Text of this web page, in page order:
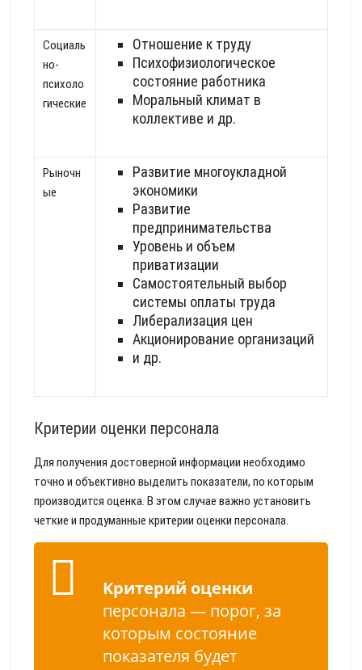
Социаль
но-
психоло
гические
Отношение к труду
Психофизиологическое
состояние работника
Моральный климат в
коллективе и др.
Рыночн
ые
Развитие многоукладной
экономики
Развитие
предпринимательства
Уровень и объем
приватизации
Самостоятельный выбор
системы оплаты труда
Либерализация цен
Акционирование организаций
и др.
Критерии оценки персонала
Для получения достоверной информации необходимо
точно и объективно выделить показатели, по которым
производится оценка. В этом случае важно установить
четкие и продуманные критерии оценки персонала.
Критерий оценки
персонала — порог, за
которым состояние
показателя будет